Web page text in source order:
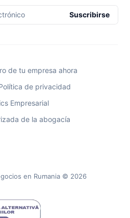
Suscribirse
de tu empresa ahora
de privacidad
Empresarial
de la abogacía
en Rumania © 2026